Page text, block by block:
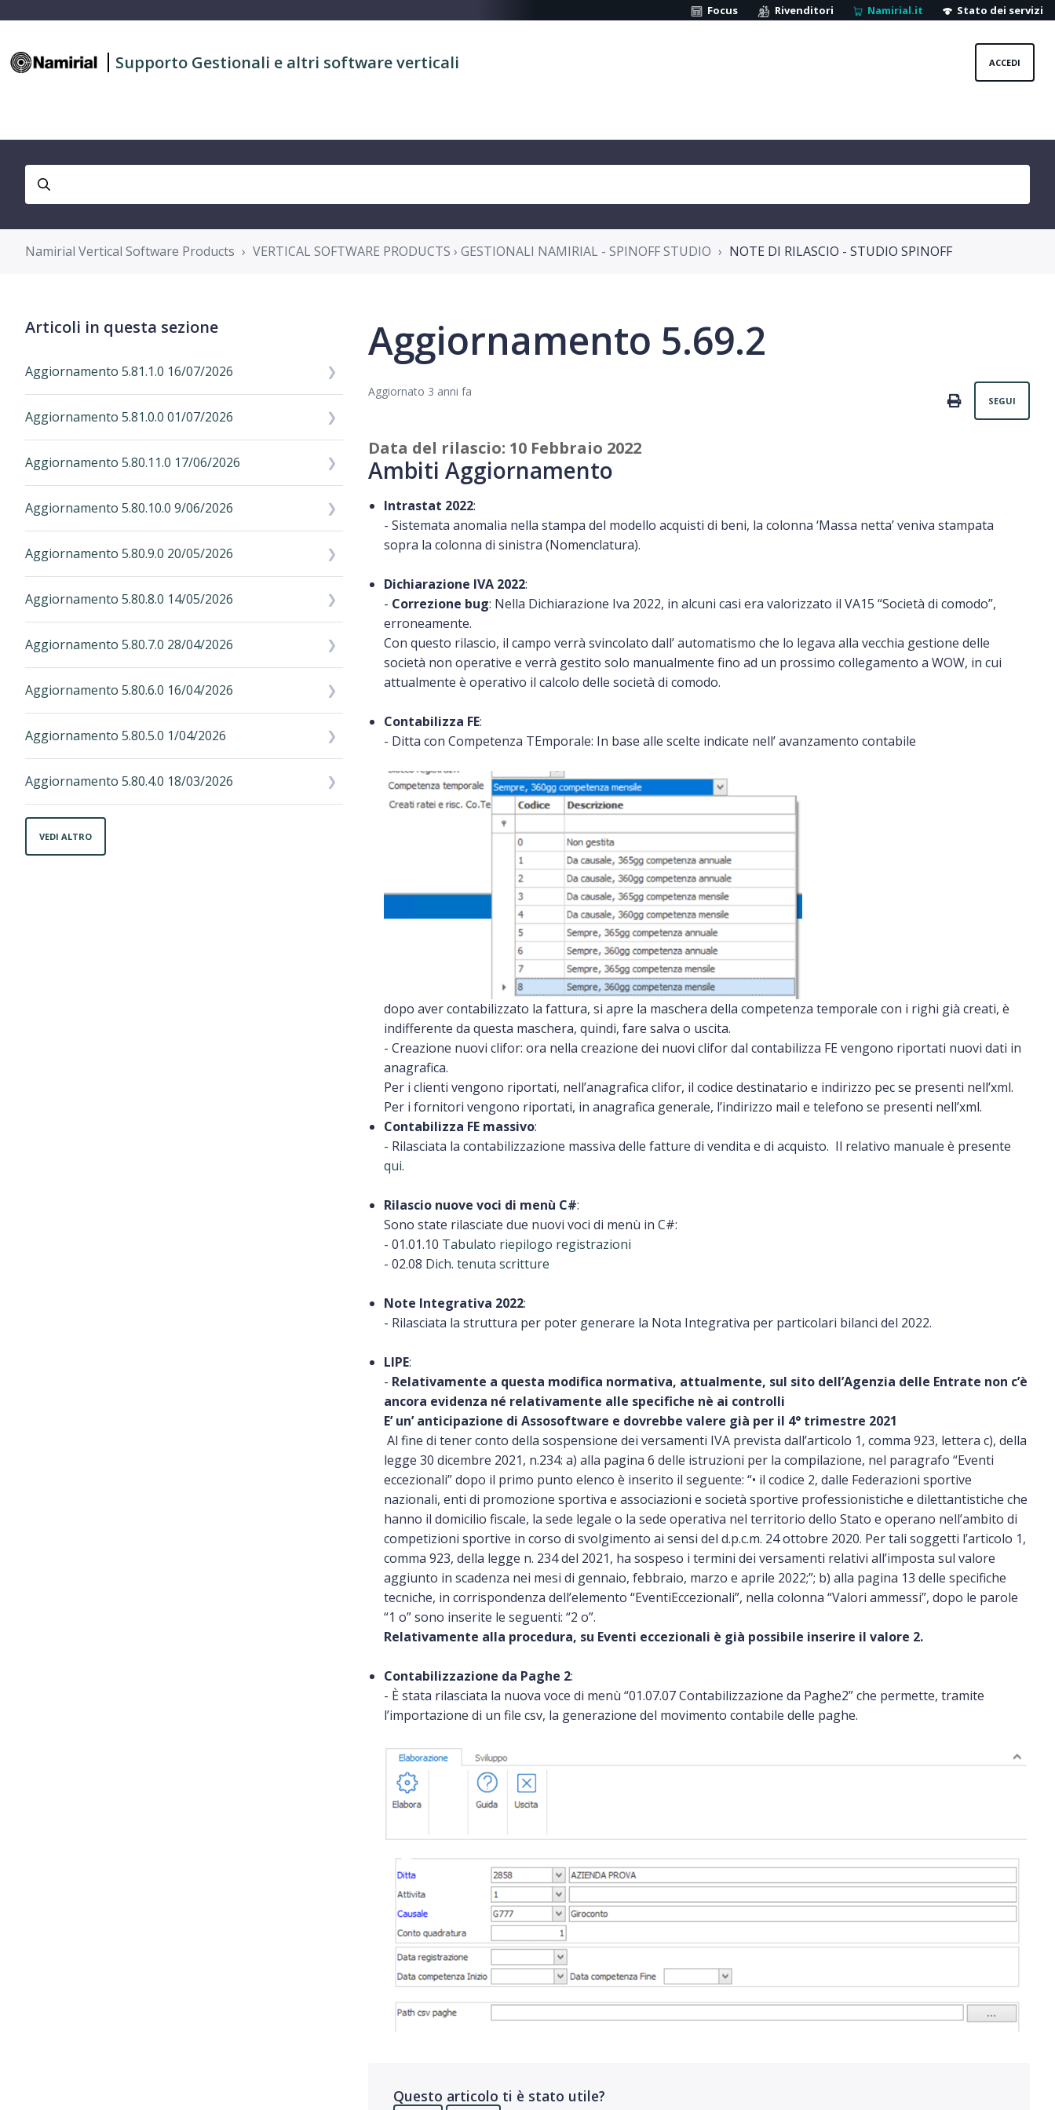
Focus Rivenditori Namirial.it Stato dei servizi
Supporto Gestionali e altri software verticali ACCEDI
Namirial Vertical Software Products VERTICAL SOFTWARE PRODUCTS › GESTIONALI NAMIRIAL - SPINOFF STUDIO NOTE DI RILASCIO - STUDIO SPINOFF
Articoli in questa sezione
Aggiornamento 5.81.1.0 16/07/2026
Aggiornamento 5.81.0.0 01/07/2026
Aggiornamento 5.80.11.0 17/06/2026
Aggiornamento 5.80.10.0 9/06/2026
Aggiornamento 5.80.9.0 20/05/2026
Aggiornamento 5.80.8.0 14/05/2026
Aggiornamento 5.80.7.0 28/04/2026
Aggiornamento 5.80.6.0 16/04/2026
Aggiornamento 5.80.5.0 1/04/2026
Aggiornamento 5.80.4.0 18/03/2026
VEDI ALTRO
Aggiornamento 5.69.2
Aggiornato 3 anni fa PRINT
SEGUI
Data del rilascio: 10 Febbraio 2022
Ambiti Aggiornamento
Intrastat 2022:
- Sistemata anomalia nella stampa del modello acquisti di beni, la colonna ‘Massa netta’ veniva stampata
sopra la colonna di sinistra (Nomenclatura).
Dichiarazione IVA 2022:
- Correzione bug: Nella Dichiarazione Iva 2022, in alcuni casi era valorizzato il VA15 “Società di comodo”,
erroneamente.
Con questo rilascio, il campo verrà svincolato dall’ automatismo che lo legava alla vecchia gestione delle
società non operative e verrà gestito solo manualmente fino ad un prossimo collegamento a WOW, in cui
attualmente è operativo il calcolo delle società di comodo.
Contabilizza FE:
- Ditta con Competenza TEmporale: In base alle scelte indicate nell’ avanzamento contabile
dopo aver contabilizzato la fattura, si apre la maschera della competenza temporale con i righi già creati, è
indifferente da questa maschera, quindi, fare salva o uscita.
- Creazione nuovi clifor: ora nella creazione dei nuovi clifor dal contabilizza FE vengono riportati nuovi dati in
anagrafica.
Per i clienti vengono riportati, nell’anagrafica clifor, il codice destinatario e indirizzo pec se presenti nell’xml.
Per i fornitori vengono riportati, in anagrafica generale, l’indirizzo mail e telefono se presenti nell’xml.
Contabilizza FE massivo:
- Rilasciata la contabilizzazione massiva delle fatture di vendita e di acquisto. Il relativo manuale è presente
qui.
Rilascio nuove voci di menù C#:
Sono state rilasciate due nuovi voci di menù in C#:
- 01.01.10 Tabulato riepilogo registrazioni
- 02.08 Dich. tenuta scritture
Note Integrativa 2022:
- Rilasciata la struttura per poter generare la Nota Integrativa per particolari bilanci del 2022.
LIPE:
- Relativamente a questa modifica normativa, attualmente, sul sito dell’Agenzia delle Entrate non c’è
ancora evidenza né relativamente alle specifiche nè ai controlli
E’ un’ anticipazione di Assosoftware e dovrebbe valere già per il 4° trimestre 2021
Al fine di tener conto della sospensione dei versamenti IVA prevista dall’articolo 1, comma 923, lettera c), della
legge 30 dicembre 2021, n.234: a) alla pagina 6 delle istruzioni per la compilazione, nel paragrafo “Eventi
eccezionali” dopo il primo punto elenco è inserito il seguente: “• il codice 2, dalle Federazioni sportive
nazionali, enti di promozione sportiva e associazioni e società sportive professionistiche e dilettantistiche che
hanno il domicilio fiscale, la sede legale o la sede operativa nel territorio dello Stato e operano nell’ambito di
competizioni sportive in corso di svolgimento ai sensi del d.p.c.m. 24 ottobre 2020. Per tali soggetti l’articolo 1,
comma 923, della legge n. 234 del 2021, ha sospeso i termini dei versamenti relativi all’imposta sul valore
aggiunto in scadenza nei mesi di gennaio, febbraio, marzo e aprile 2022;”; b) alla pagina 13 delle specifiche
tecniche, in corrispondenza dell’elemento “EventiEccezionali”, nella colonna “Valori ammessi”, dopo le parole
“1 o” sono inserite le seguenti: “2 o”.
Relativamente alla procedura, su Eventi eccezionali è già possibile inserire il valore 2.
Contabilizzazione da Paghe 2:
- È stata rilasciata la nuova voce di menù “01.07.07 Contabilizzazione da Paghe2” che permette, tramite
l’importazione di un file csv, la generazione del movimento contabile delle paghe.
Questo articolo ti è stato utile?